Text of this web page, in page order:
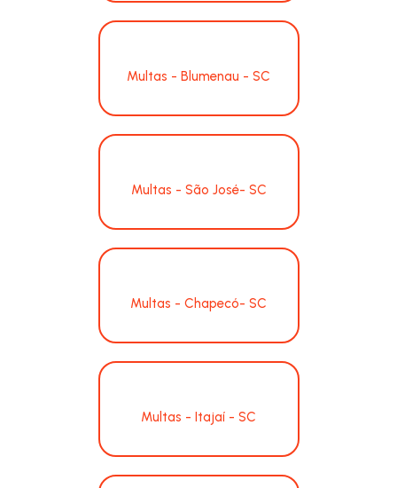
Multas - Blumenau - SC
Multas - São José- SC
Multas - Chapecó- SC
Multas - Itajaí - SC